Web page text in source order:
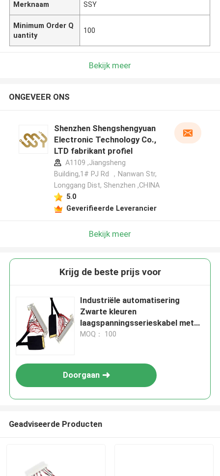
Merknaam SSY
Minimum Order Q
uantity
100
Bekijk meer
ONGEVEER ONS
Shenzhen Shengshengyuan
Electronic Technology Co.,
LTD fabrikant profiel
A1109 ,Jiangsheng
Building,1# PJ Rd ，Nanwan Str,
Longgang Dist, Shenzhen ,CHINA
5.0
Geverifieerde Leverancier
Bekijk meer
Krijg de beste prijs voor
Industriële automatisering
Zwarte kleuren
laagspanningsserieskabel met
LVDS-connectortype
MOQ： 100
Doorgaan
Geadviseerde Producten